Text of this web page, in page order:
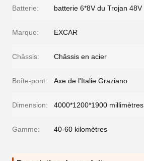
Batterie: batterie 6*8V du Trojan 48V
Marque: EXCAR
Châssis: Châssis en acier
Boîte-pont: Axe de l'Italie Graziano
Dimension: 4000*1200*1900 millimètres
Gamme: 40-60 kilomètres